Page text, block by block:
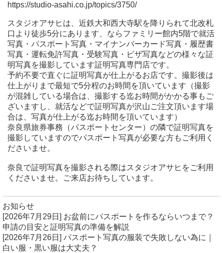
https://studio-asahi.co.jp/topics/3750/
スタジオアサヒは、近鉄大和西大寺駅を降りられて北改札
口より徒歩5分にあります、ならファミリー館内5階で就活
写真・パスポート写真・マイナンバーカード写真・履歴書
写真・運転免許写真・受験写真・ビザ写真などの様々な証
明写真を撮影しています証明写真専門店です。
予約不要で直ぐに証明写真が仕上がるお店です。撮影後は
仕上がりまで最短で5分程のお時間を頂いています（撮影
が混雑している場合は、撮影する迄お時間がかかる事もご
ざいますし、就活などで証明写真が沢山ご注文頂います場
合は、写真が仕上がる迄お時間を頂いています）
奈良県旅券事務（パスポートセンター）の隣で証明写真を
撮影していますのでパスポート写真が必要な方もご利用く
ださいませ。
奈良で証明写真を撮影される際はスタジオアサヒをご利用
くださいませ。ご来店お待ちしています。
お知らせ
[2026年7月29日] お盆前にパスポートを作るならいつまで？
申請の目安と証明写真の準備を解説
[2026年7月26日] パスポート写真の服装で失敗しない為に｜
白い服・黒い服は大丈夫？